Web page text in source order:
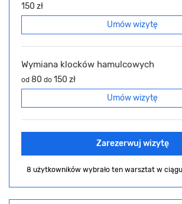
150 zł
Umów wizytę
Wymiana klocków hamulcowych
od 80 do 150 zł
Umów wizytę
Zarezerwuj wizytę
8 użytkowników wybrało ten warsztat w